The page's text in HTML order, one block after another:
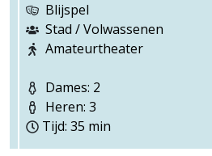
Blijspel
Stad / Volwassenen
Amateurtheater
Dames: 2
Heren: 3
Tijd: 35 min